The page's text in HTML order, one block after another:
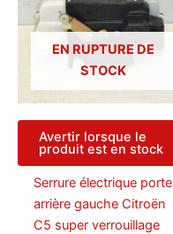
EN RUPTURE DE
STOCK
Avertir lorsque le
produit est en stock
Serrure électrique porte
arrière gauche Citroën
C5 super verrouillage